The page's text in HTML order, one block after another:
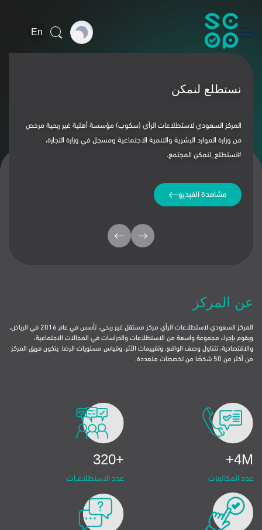
En
نستطلع لنمكن
‏المركز السعودي لاستطلاعات الرأي (سكوب) مؤسسة أهلية غير ربحية مرخص
من وزارة الموارد البشرية والتنمية الاجتماعية ومسجل في وزارة التجارة،
⁧‫#نستطلع_لنمكن‬⁩ المجتمع.
مشاهدة الفيديو
عن المركز
المركز السعودي لاستطلاعات الرأي مركز مستقل غير ربحي، تأسس في عام 2016 في الرياض،
ويقوم بإجراء مجموعة واسعة من الاستطلاعات والدراسات في المجالات الاجتماعية،
والاقتصادية، تتناول وصف الواقع، وتقييمات الأثر، وقياس مستويات الرضا. يتكون فريق المركز
من أكثر من 50 شخصًا من تخصصات متعددة.
4M+
+320
‏‏عدد الاستطلاعــات